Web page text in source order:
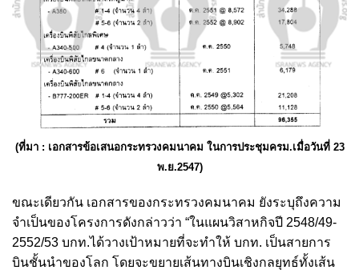
(ที่มา : เอกสารข้อเสนอกระทรวงคมนาคม ในการประชุมครม.เมื่อวันที่ 23
พ.ย.2547)
ขณะเดียวกัน เอกสารของกระทรวงคมนาคม ยังระบุถึงความ
จำเป็นของโครงการดังกล่าวว่า “ในแผนวิสาหกิจปี 2548/49-
2552/53 บกท.ได้วางเป้าหมายที่จะทำให้ บกท. เป็นสายการ
บินชั้นนำของโลก โดยจะขยายเส้นทางบินเชิงกลยุทธ์ทั้งเส้น